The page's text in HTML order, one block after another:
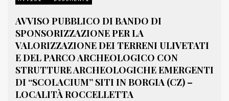
AVVISO PUBBLICO DI BANDO DI
SPONSORIZZAZIONE PER LA
VALORIZZAZIONE DEI TERRENI ULIVETATI
E DEL PARCO ARCHEOLOGICO CON
STRUTTURE ARCHEOLOGICHE EMERGENTI
DI “SCOLACIUM” SITI IN BORGIA (CZ) –
LOCALITÀ ROCCELLETTA